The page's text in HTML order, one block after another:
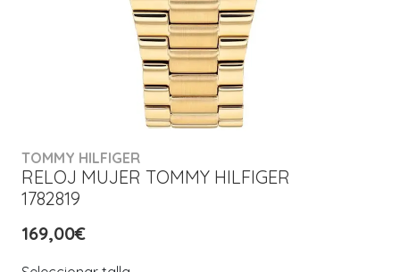
TOMMY HILFIGER
RELOJ MUJER TOMMY HILFIGER
1782819
169,00€